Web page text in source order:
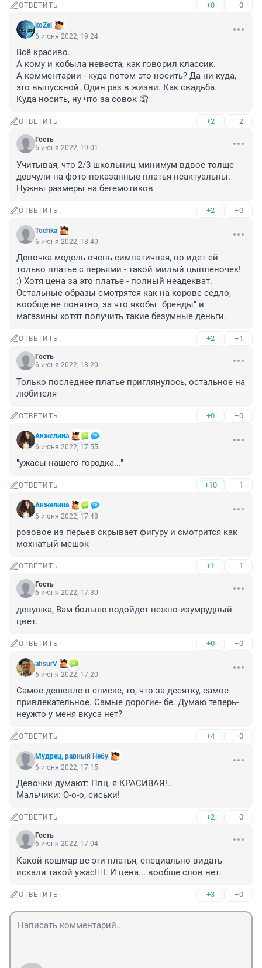
ОТВЕТИТЬ +0 –0
koZel
6 июня 2022, 19:24
Всё красиво.
А кому и кобыла невеста, как говорил классик.
А комментарии - куда потом это носить? Да ни куда,
это выпускной. Один раз в жизни. Как свадьба.
Куда носить, ну что за совок 🤦
ОТВЕТИТЬ +2 –2
Гость
6 июня 2022, 19:01
Учитывая, что 2/3 школьниц минимум вдвое толще
девчули на фото-показанные платья неактуальны.
Нужны размеры на бегемотиков
ОТВЕТИТЬ +2 –0
Tochka
6 июня 2022, 18:40
Девочка-модель очень симпатичная, но идет ей
только платье с перьями - такой милый цыпленочек!
:) Хотя цена за это платье - полный неадекват.
Остальные образы смотрятся как на корове седло,
вообще не понятно, за что якобы "бренды" и
магазины хотят получить такие безумные деньги.
ОТВЕТИТЬ +2 –1
Гость
6 июня 2022, 18:20
Только последнее платье приглянулось, остальное на
любителя
ОТВЕТИТЬ +0 –0
Анжелина
6 июня 2022, 17:55
"ужасы нашего городка..."
ОТВЕТИТЬ +10 –1
Анжелина
6 июня 2022, 17:48
розовое из перьев скрывает фигуру и смотрится как
мохнатый мешок
ОТВЕТИТЬ +1 –1
Гость
6 июня 2022, 17:30
девушка, Вам больше подойдет нежно-изумрудный
цвет.
ОТВЕТИТЬ +0 –0
аhsurV
6 июня 2022, 17:20
Самое дешевле в списке, то, что за десятку, самое
привлекательное. Самые дорогие- бе. Думаю теперь-
неужто у меня вкуса нет?
ОТВЕТИТЬ +4 –0
Мудрец, равный Небу
6 июня 2022, 17:15
Девочки думают: Ппц, я КРАСИВАЯ!..
Мальчики: О-о-о, cиськи!
ОТВЕТИТЬ +2 –0
Гость
6 июня 2022, 17:04
Какой кошмар вс эти платья, специально видать
искали такой ужас🤦‍♀️. И цена... вообще слов нет.
ОТВЕТИТЬ +3 –0